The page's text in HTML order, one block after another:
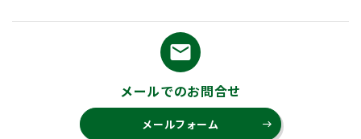
email
メールでのお問合せ
メールフォーム east